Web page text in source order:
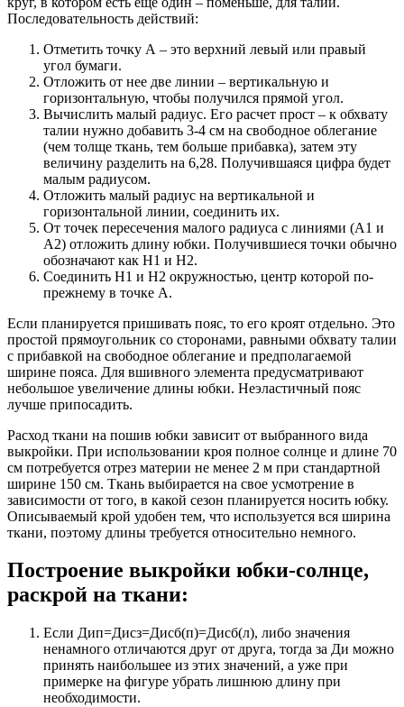
Последовательность действий:
Отметить точку А – это верхний левый или правый
угол бумаги.
Отложить от нее две линии – вертикальную и
горизонтальную, чтобы получился прямой угол.
Вычислить малый радиус. Его расчет прост – к обхвату
талии нужно добавить 3-4 см на свободное облегание
(чем толще ткань, тем больше прибавка), затем эту
величину разделить на 6,28. Получившаяся цифра будет
малым радиусом.
Отложить малый радиус на вертикальной и
горизонтальной линии, соединить их.
От точек пересечения малого радиуса с линиями (А1 и
А2) отложить длину юбки. Получившиеся точки обычно
обозначают как Н1 и Н2.
Соединить Н1 и Н2 окружностью, центр которой по-
прежнему в точке А.
Если планируется пришивать пояс, то его кроят отдельно. Это
простой прямоугольник со сторонами, равными обхвату талии
с прибавкой на свободное облегание и предполагаемой
ширине пояса. Для вшивного элемента предусматривают
небольшое увеличение длины юбки. Неэластичный пояс
лучше припосадить.
Расход ткани на пошив юбки зависит от выбранного вида
выкройки. При использовании кроя полное солнце и длине 70
см потребуется отрез материи не менее 2 м при стандартной
ширине 150 см. Ткань выбирается на свое усмотрение в
зависимости от того, в какой сезон планируется носить юбку.
Описываемый крой удобен тем, что используется вся ширина
ткани, поэтому длины требуется относительно немного.
Построение выкройки юбки-солнце,
раскрой на ткани:
Если Дип=Дисз=Дисб(п)=Дисб(л), либо значения
ненамного отличаются друг от друга, тогда за Ди можно
принять наибольшее из этих значений, а уже при
примерке на фигуре убрать лишнюю длину при
необходимости.